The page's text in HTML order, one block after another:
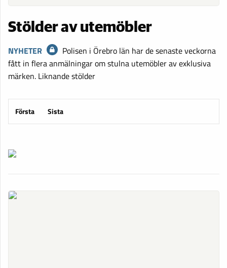
Stölder av utemöbler
NYHETER
Polisen i Örebro län har de senaste veckorna
fått in flera anmälningar om stulna utemöbler av exklusiva
märken. Liknande stölder
Första Sista